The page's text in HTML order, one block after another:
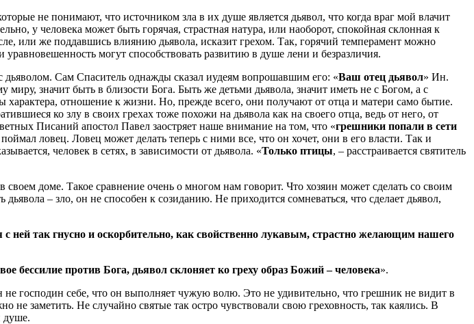
не понимают, что источником зла в их душе является дьявол, что когда враг мой влачит
у человека может быть горячая, страстная натура, или наоборот, спокойная склонная к
или же поддавшись влиянию дьявола, исказит грехом. Так, горячий темперамент можно
могут способствовать развитию в душе лени и безразличия.
Сам Спаситель однажды сказал иудеям вопрошавшим его: «Ваш отец дьявол» Ин.
значит быть в близости Бога. Быть же детьми дьявола, значит иметь не с Богом, а с
характера, отношение к жизни. Но, прежде всего, они получают от отца и матери само бытие.
ко злу в своих грехах тоже похожи на дьявола как на своего отца, ведь от него, от
Писаний апостол Павел заостряет наше внимание на том, что «грешники попали в сети
ловец. Ловец может делать теперь с ними все, что он хочет, они в его власти. Так и
человек в сетях, в зависимости от дьявола. «Только птицы, – расстраивается святитель
доме. Такое сравнение очень о многом нам говорит. Что хозяин может сделать со своим
– зло, он не способен к созиданию. Не приходится сомневаться, что сделает дьявол,
ней так гнусно и оскорбительно, как свойственно лукавым, страстно желающим нашего
бессилие против Бога, дьявол склоняет ко греху образ Божий – человека».
господин себе, что он выполняет чужую волю. Это не удивительно, что грешник не видит в
заметить. Не случайно святые так остро чувствовали свою греховность, так каялись. В
душе.